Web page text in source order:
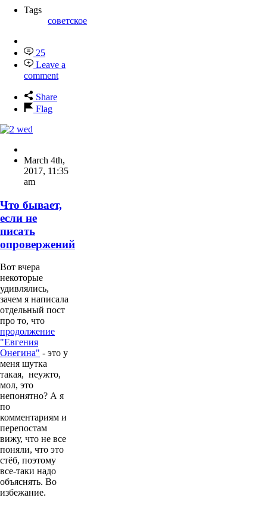
Tags
советское
25
Leave a
comment
Share
Flag
March 4th,
2017, 11:35
am
Что бывает,
если не
писать
опровержений
Вот вчера
некоторые
удивлялись,
зачем я написала
отдельный пост
про то, что
продолжение
"Евгения
Онегина" - это у
меня шутка
такая, неужто,
мол, это
непонятно? А я
по
комментариям и
перепостам
вижу, что не все
поняли, что это
стёб, поэтому
все-таки надо
объяснять. Во
избежание.